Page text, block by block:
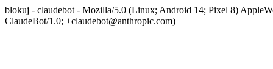
blokuj - claudebot - Mozilla/5.0 (Linux; Android 14; Pixel 8)
ClaudeBot/1.0; +claudebot@anthropic.com)